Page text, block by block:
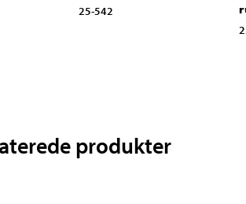
25-542
produkter